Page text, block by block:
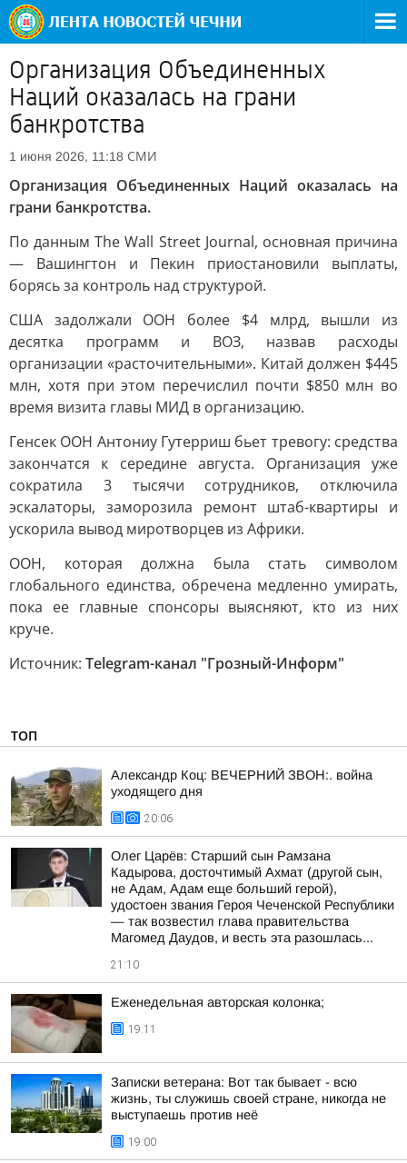
Организация Объединенных
Наций оказалась на грани
банкротства
1 июня 2026, 11:18 СМИ
Организация Объединенных Наций оказалась на
грани банкротства.
По данным The Wall Street Journal, основная причина
— Вашингтон и Пекин приостановили выплаты,
борясь за контроль над структурой.
США задолжали ООН более $4 млрд, вышли из
десятка программ и ВОЗ, назвав расходы
организации «расточительными». Китай должен $445
млн, хотя при этом перечислил почти $850 млн во
время визита главы МИД в организацию.
Генсек ООН Антониу Гутерриш бьет тревогу: средства
закончатся к середине августа. Организация уже
сократила 3 тысячи сотрудников, отключила
эскалаторы, заморозила ремонт штаб-квартиры и
ускорила вывод миротворцев из Африки.
ООН, которая должна была стать символом
глобального единства, обречена медленно умирать,
пока ее главные спонсоры выясняют, кто из них
круче.
Источник: Telegram-канал "Грозный-Информ"
ТОП
Александр Коц: ВЕЧЕРНИЙ ЗВОН:. война
уходящего дня
20:06
Олег Царёв: Старший сын Рамзана
Кадырова, досточтимый Ахмат (другой сын,
не Адам, Адам еще больший герой),
удостоен звания Героя Чеченской Республики
— так возвестил глава правительства
Магомед Даудов, и весть эта разошлась...
21:10
Еженедельная авторская колонка;
19:11
Записки ветерана: Вот так бывает - всю
жизнь, ты служишь своей стране, никогда не
выступаешь против неё
19:00